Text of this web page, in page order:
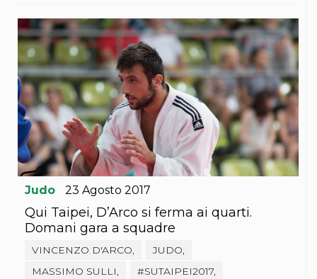
BJJ
Pancrazio/Pankration
S'istrumpa
News
Calendario Attività
Difesa Personale MGA
La disciplina
News
Merchandising
Mappa del sito
Cerca
Contatti
News
Cookies Accept
Newsletter
Catalogo formativo
Webinar
Corsi Monotematici
Judo 23 Agosto 2017
Qui Taipei, D’Arco si ferma ai quarti.
Domani gara a squadre
VINCENZO D'ARCO,
JUDO,
MASSIMO SULLI,
#SUTAIPEI2017,